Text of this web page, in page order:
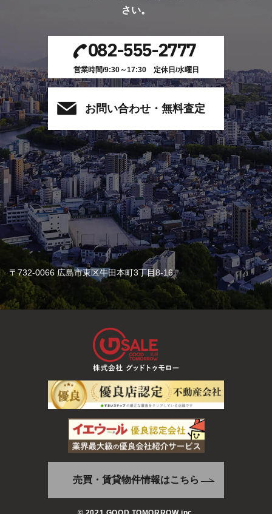
さい。
082-555-2777
営業時間/9:30～17:30 定休日/水曜日
お問い合わせ・無料査定
〒732-0066 広島市東区牛田本町3丁目8-16
売買・賃貸物件情報はこちら